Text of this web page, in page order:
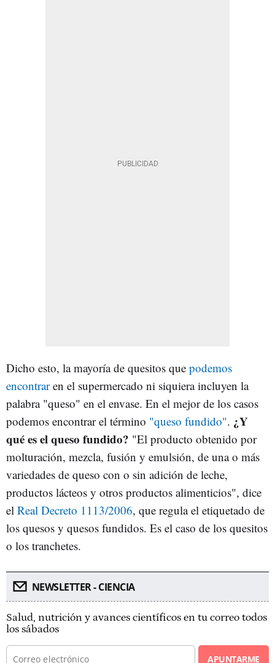
Dicho esto, la mayoría de quesitos que podemos
encontraren el supermercado ni siquiera incluyen la
palabra "queso" en el envase. En el mejor de los casos
podemos encontrar el término "queso fundido". ¿Y
qué es el queso fundido? "El producto obtenido por
molturación, mezcla, fusión y emulsión, de una o más
variedades de queso con o sin adición de leche,
productos lácteos y otros productos alimenticios", dice
el Real Decreto 1113/2006, que regula el etiquetado de
los quesos y quesos fundidos. Es el caso de los quesitos
o los tranchetes.
NEWSLETTER - CIENCIA
Salud, nutrición y avances científicos en tu correo todos
los sábados
APUNTARME